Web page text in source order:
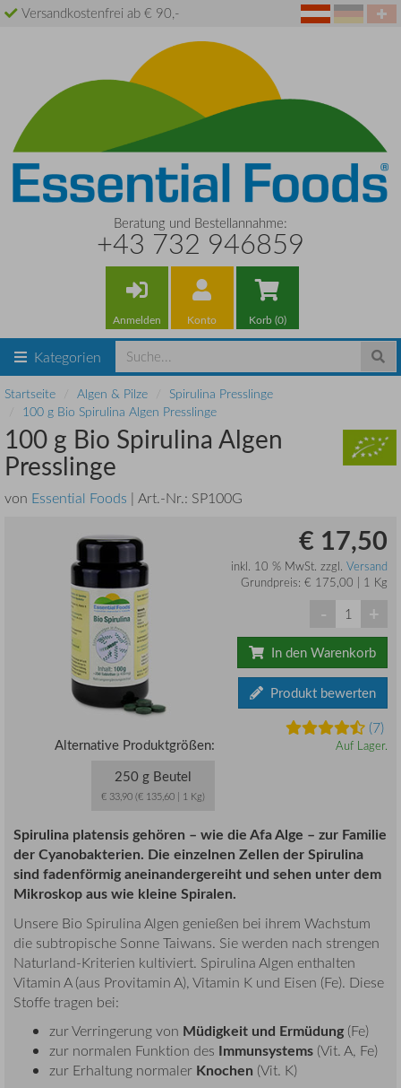
Versandkostenfrei ab € 90,-
Beratung und Bestellannahme:
+43 732 946859
Anmelden Konto Korb (0)
Kategorien
Startseite Algen & Pilze
Spirulina Presslinge
100 g Bio Spirulina Algen Presslinge
100 g Bio Spirulina Algen
Presslinge
von Essential Foods | Art.-Nr.: SP100G
€ 17,50
inkl. 10 % MwSt. zzgl. Versand
Grundpreis: € 175,00 | 1 Kg
- +
In den Warenkorb
Produkt bewerten
(7)
Auf Lager.
Alternative Produktgrößen:
250 g Beutel
€ 33,90 (€ 135,60 | 1 Kg)
Spirulina platensis gehören – wie die Afa Alge – zur Familie
der Cyanobakterien. Die einzelnen Zellen der Spirulina
sind fadenförmig aneinandergereiht und sehen unter dem
Mikroskop aus wie kleine Spiralen.
Unsere Bio Spirulina Algen genießen bei ihrem Wachstum
die subtropische Sonne Taiwans. Sie werden nach strengen
Naturland-Kriterien kultiviert. Spirulina Algen enthalten
Vitamin A (aus Provitamin A), Vitamin K und Eisen (Fe). Diese
Stoffe tragen bei:
zur Verringerung von Müdigkeit und Ermüdung(Fe)
zur normalen Funktion des Immunsystems (Vit. A, Fe)
zur Erhaltung normaler Knochen (Vit. K)